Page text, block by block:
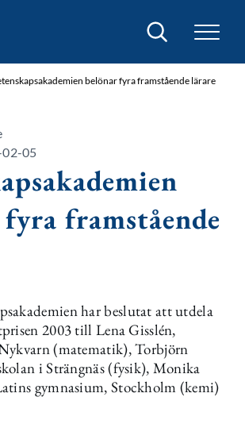
Sök
belönar fyra framstående lärare
02-05
framstående
har beslutat att utdela
2003 till Lena Gisslén,
(matematik), Torbjörn
i Strängnäs (fysik), Monika
gymnasium, Stockholm (kemi)